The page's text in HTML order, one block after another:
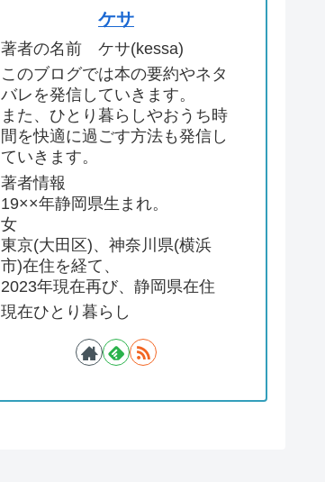
ケサ
著者の名前 ケサ(kessa)
このブログでは本の要約やネタ
バレを発信していきます。
また、ひとり暮らしやおうち時
間を快適に過ごす方法も発信し
ていきます。
著者情報
19××年静岡県生まれ。
女
東京(大田区)、神奈川県(横浜
市)在住を経て、
2023年現在再び、静岡県在住
現在ひとり暮らし